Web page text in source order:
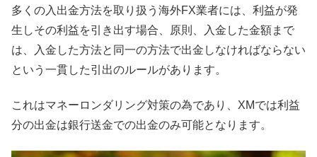
多くの入出金方法を取り扱う海外FX業者には、利益が発
生しその利益を引き出す場合、原則、入金した金額まで
は、入金した方法と同一の方法で出金しなければならない
という一貫した引出のルールがあります。
これはマネーロンダリング対策の為であり、XMでは利益
分の出金は銀行送金での出金のみ可能となります。